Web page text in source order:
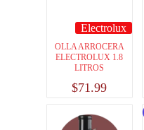
Electrolux
OLLA ARROCERA
ELECTROLUX 1.8
LITROS
$71.99